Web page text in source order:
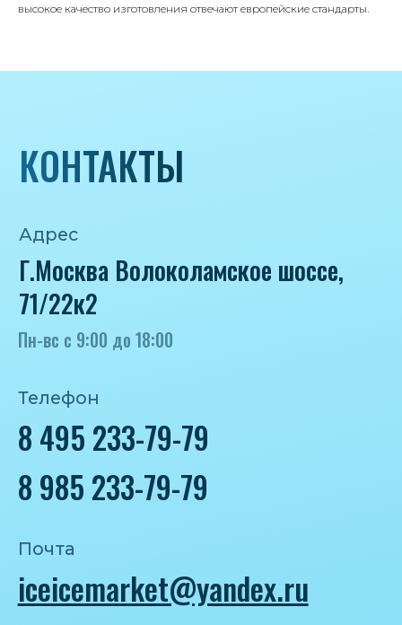
высокое качество изготовления отвечают европейские стандарты.
8 495 233-79-79